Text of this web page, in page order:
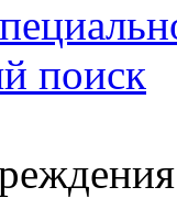
поиск